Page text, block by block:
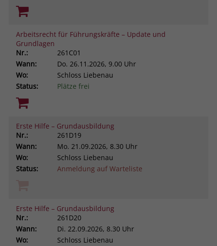
Arbeitsrecht für Führungskräfte – Update und
Grundlagen
Nr.:
261C01
Wann:
Do. 26.11.2026, 9.00 Uhr
Wo:
Schloss Liebenau
Status:
Plätze frei
Erste Hilfe – Grundausbildung
Nr.:
261D19
Wann:
Mo. 21.09.2026, 8.30 Uhr
Wo:
Schloss Liebenau
Status:
Anmeldung auf Warteliste
Erste Hilfe – Grundausbildung
Nr.:
261D20
Wann:
Di. 22.09.2026, 8.30 Uhr
Wo:
Schloss Liebenau